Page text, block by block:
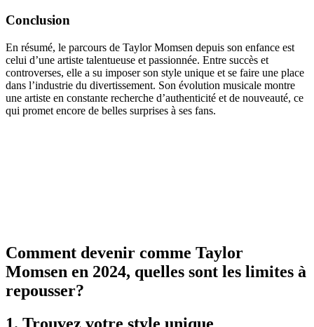
Conclusion
En résumé, le parcours de Taylor Momsen depuis son enfance est
celui d’une artiste talentueuse et passionnée. Entre succès et
controverses, elle a su imposer son style unique et se faire une place
dans l’industrie du divertissement. Son évolution musicale montre
une artiste en constante recherche d’authenticité et de nouveauté, ce
qui promet encore de belles surprises à ses fans.
Comment devenir comme Taylor
Momsen en 2024, quelles sont les limites à
repousser?